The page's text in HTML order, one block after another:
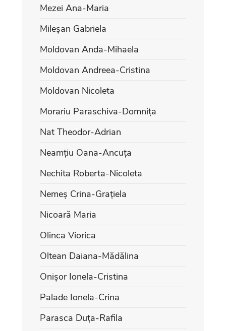
Mezei Ana-Maria
Mileșan Gabriela
Moldovan Anda-Mihaela
Moldovan Andreea-Cristina
Moldovan Nicoleta
Morariu Paraschiva-Domnița
Nat Theodor-Adrian
Neamțiu Oana-Ancuța
Nechita Roberta-Nicoleta
Nemeș Crina-Grațiela
Nicoară Maria
Olinca Viorica
Oltean Daiana-Mădălina
Onișor Ionela-Cristina
Palade Ionela-Crina
Parasca Duța-Rafila